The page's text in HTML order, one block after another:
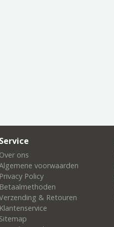
Service
Over ons
voorwaarden
Privacy Policy
Betaalmethoden
& Retouren
Klantenservice
Sitemap